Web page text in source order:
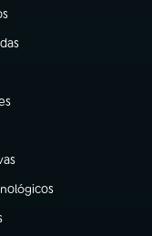
aba)